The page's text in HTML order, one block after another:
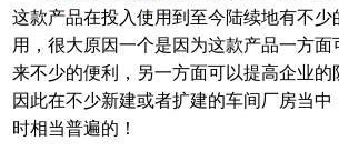
这款产品在投入使用到至今陆续地有不少
用，很大原因一个是因为这款产品一方
来不少的便利，另一方面可以提高企业的
因此在不少新建或者扩建的车间厂房当中
时相当普遍的！